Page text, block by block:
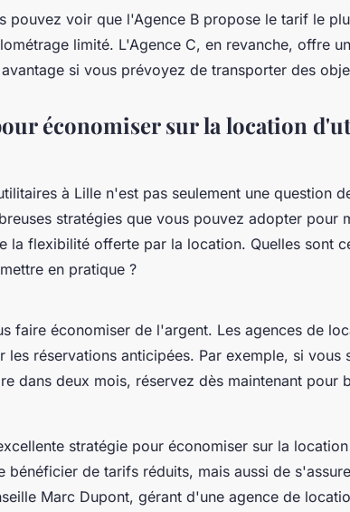
pouvez voir que l'Agence B propose le tarif le
limité. L'Agence C, en revanche, offre
si vous prévoyez de transporter des
économiser sur la location
à Lille n'est pas seulement une question
stratégies que vous pouvez adopter pour
la flexibilité offerte par la location. Quelles sont
en pratique ?
faire économiser de l'argent. Les agences de
les réservations anticipées. Par exemple, si vous
dans deux mois, réservez dès maintenant pour
stratégie pour économiser sur la
bénéficier de tarifs réduits, mais aussi de
Marc Dupont, gérant d'une agence de